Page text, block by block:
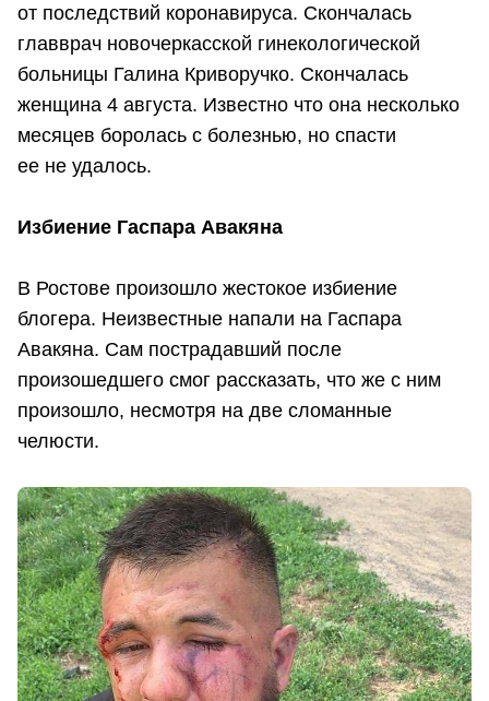
от последствий коронавируса. Скончалась
главврач новочеркасской гинекологической
больницы Галина Криворучко. Скончалась
женщина 4 августа. Известно что она несколько
месяцев боролась с болезнью, но спасти
ее не удалось.
Избиение Гаспара Авакяна
В Ростове произошло жестокое избиение
блогера. Неизвестные напали на Гаспара
Авакяна. Сам пострадавший после
произошедшего смог рассказать, что же с ним
произошло, несмотря на две сломанные
челюсти.